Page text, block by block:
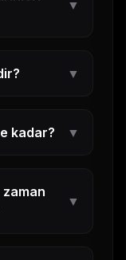
▼
▼
kadar? ▼
▼